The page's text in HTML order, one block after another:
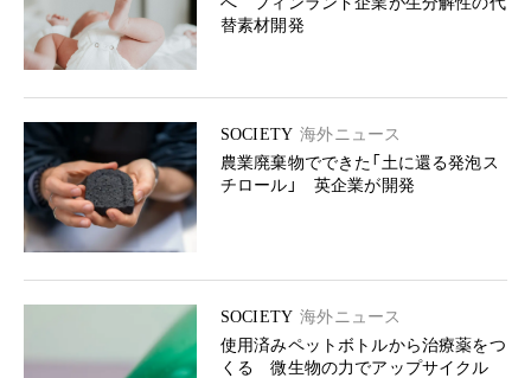
替素材開発
SOCIETY 海外ニュース
農業廃棄物でできた「土に還る発泡ス
チロール」 英企業が開発
SOCIETY 海外ニュース
使用済みペットボトルから治療薬をつ
くる 微生物の力でアップサイクル